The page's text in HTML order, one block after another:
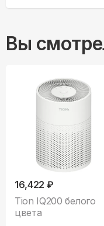
Вы
16,422 ₽
Tion IQ200 белого
цвета